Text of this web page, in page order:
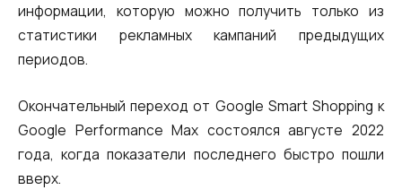
Синтез речи
Голосовое приветствие
Сервис подтверждения номера
телефона
информации, которую можно получить только из
статистики рекламных кампаний предыдущих
периодов.
Окончательный переход от Google Smart Shopping к
Google Performance Max состоялся августе 2022
года, когда показатели последнего быстро пошли
вверх.